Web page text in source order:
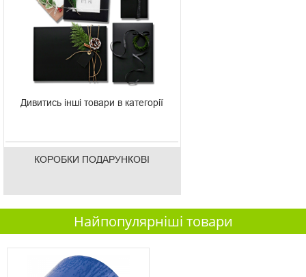
Дивитись інші товари в категорії
КОРОБКИ ПОДАРУНКОВІ
Найпопулярніші товари